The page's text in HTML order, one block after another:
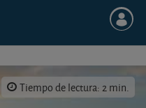
Tiempo de lectura: 2 min.